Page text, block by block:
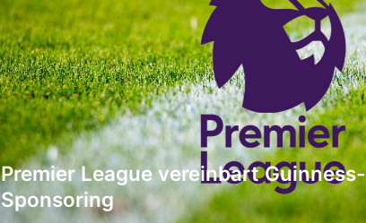
Premier League vereinbart Guinness-
Sponsoring